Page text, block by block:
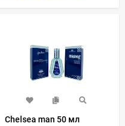
Chelsea man 50 мл